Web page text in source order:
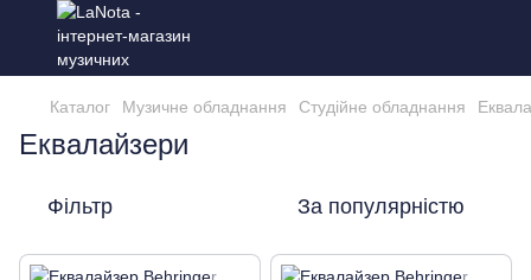
Каталог Музичне обладнання Студійне обладнання
Еквалайзери
Фільтр За популярністю